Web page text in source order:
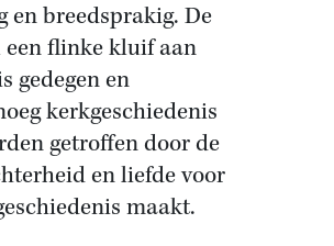
en breedsprakig. De
een flinke kluif aan
gedegen en
kerkgeschiedenis
getroffen door de
en liefde voor
maakt.